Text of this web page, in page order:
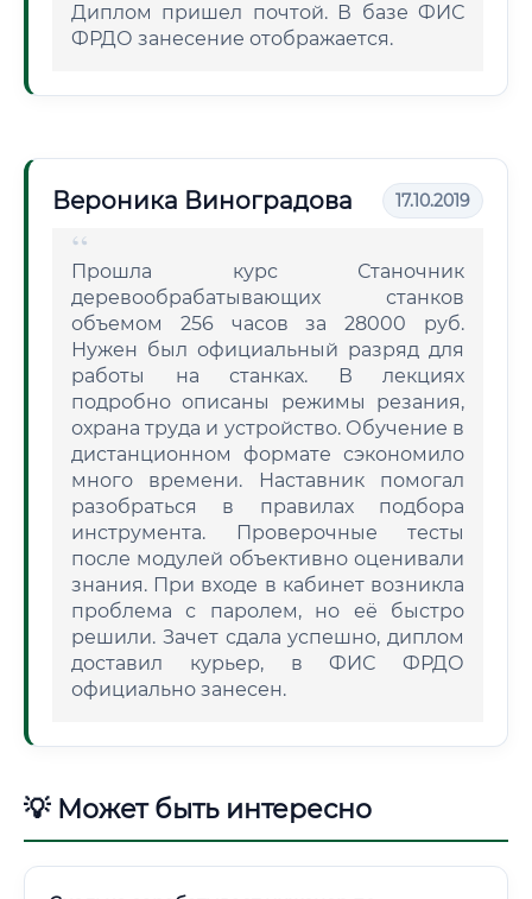
Диплом пришел почтой. В базе ФИС
ФРДО занесение отображается.
Вероника Виноградова 17.10.2019
Прошла курс Станочник
деревообрабатывающих станков
объемом 256 часов за 28000 руб.
Нужен был официальный разряд для
работы на станках. В лекциях
подробно описаны режимы резания,
охрана труда и устройство. Обучение в
дистанционном формате сэкономило
много времени. Наставник помогал
разобраться в правилах подбора
инструмента. Проверочные тесты
после модулей объективно оценивали
знания. При входе в кабинет возникла
проблема с паролем, но её быстро
решили. Зачет сдала успешно, диплом
доставил курьер, в ФИС ФРДО
официально занесен.
💡 Может быть интересно